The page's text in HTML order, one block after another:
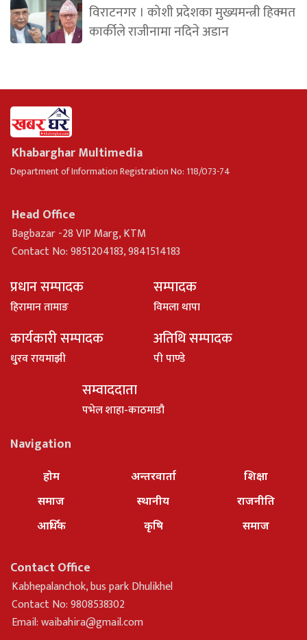
विराटनगर । कोशी प्रदेशका मुख्यमन्त्री हिक्मत
कार्कीले राजीनामा नदिने अडान
Khabarghar Multimedia
Department of Information Registration No: 118/073-74
Head Office
Bagbazar -28 VIP Marg, KTM
Contact No: 9851204183, 9841514183
प्रधान सम्पादक
हिरामान तामाङ
सम्पादक
विमला थापा
कार्यकारी सम्पादक
धु्रव रायमाझी
अतिथि सम्पादक
पी पाण्डे
सम्वाददाता
पभेल शाहा-काठमाडौ
Navigation
होम
समाज
आर्थिक
अन्तरवार्ता
स्थानीय
कृषि
शिक्षा
राजनीति
समाज
Contact Office
Kabhepalanchok, bus park Dhulikhel
Contact No: 9808538302
Email:waibahira@gmail.com